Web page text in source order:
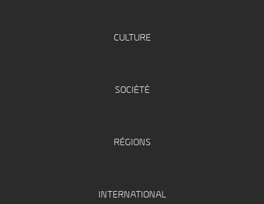
CULTURE
SOCIÉTÉ
RÉGIONS
INTERNATIONAL